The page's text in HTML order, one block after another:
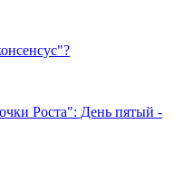
Роста": День пятый -